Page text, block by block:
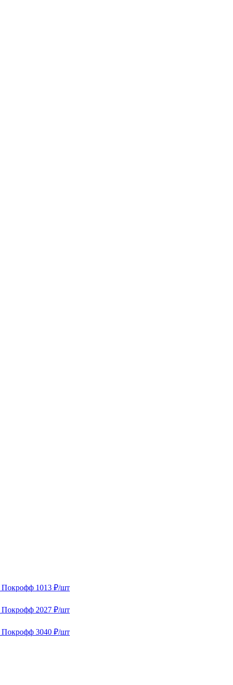
Покрофф 1013 ₽/шт
Покрофф 2027 ₽/шт
Покрофф 3040 ₽/шт